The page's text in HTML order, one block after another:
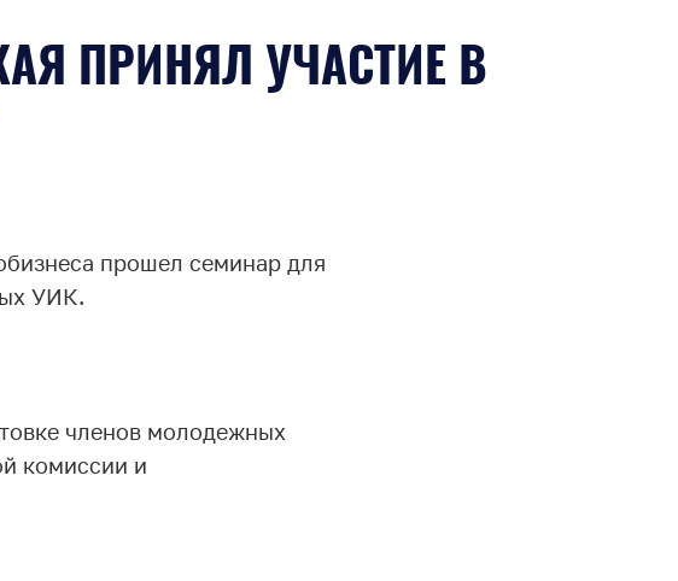
ПРИНЯЛ УЧАСТИЕ В
прошел семинар для
УИК.
членов молодежных
комиссии и